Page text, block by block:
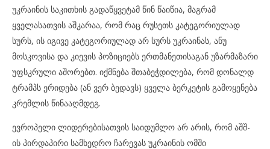
უკრაინის საკითხის გადაწყვეტამ წინ წაიწია, მაგრამ
ყველასათვის აშკარაა, რომ რაც რუსეთს კატეგორიულად
სურს, ის იგივე კატეგორიულად არ სურს უკრაინას, ანუ
მოსკოვისა და კიევის პოზიციებს ერთმანეთისაგან უზარმაზარი
უფსკრული აშორებთ. იქმნება შთაბეჭდილება, რომ დონალდ
ტრამპს ერიდება (ან ვერ ბედავს) ყველა ბერკეტის გამოყენება
კრემლის წინააღმდეგ.
ევროპელი ლიდერებისათვის საიდუმლო არ არის, რომ აშშ-
ის პირდაპირი სამხედრო ჩარევას უკრაინის ომში